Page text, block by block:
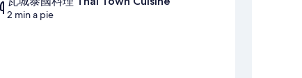
2 min a pie